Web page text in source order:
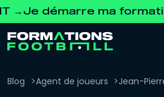
ma formation agent
Blog Agent de joueurs Jean-